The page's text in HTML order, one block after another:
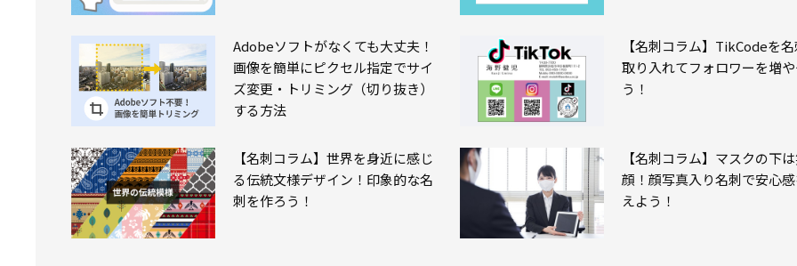
Adobeソフトがなくても大丈夫！
画像を簡単にピクセル指定でサイ
ズ変更・トリミング（切り抜き）
する⽅法
【名刺コラム】TikCodeを
取り入れてフォロワーを増や
う！
【名刺コラム】世界を身近に感じ
る伝統文様デザイン！印象的な名
刺を作ろう！
【名刺コラム】マスクの下
顔！顔写真入り名刺で安心
えよう！